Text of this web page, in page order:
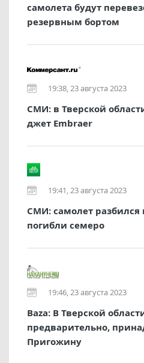
самолета будут
резервным бортом
19:38, 23 августа 2023
СМИ: в Тверской
джет Embraer
19:41, 23 августа 2023
СМИ: самолет разбился
погибли семеро
19:46, 23 августа 2023
Baza: В Тверской
предварительно,
Пригожину